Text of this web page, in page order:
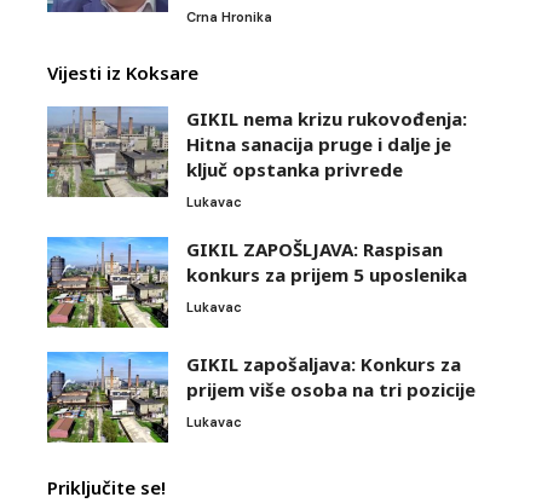
Crna Hronika
Vijesti iz Koksare
GIKIL nema krizu rukovođenja:
Hitna sanacija pruge i dalje je
ključ opstanka privrede
Lukavac
GIKIL ZAPOŠLJAVA: Raspisan
konkurs za prijem 5 uposlenika
Lukavac
GIKIL zapošaljava: Konkurs za
prijem više osoba na tri pozicije
Lukavac
Priključite se!